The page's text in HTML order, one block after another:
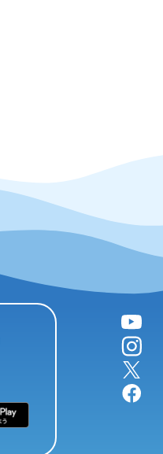
YouTube
instagram
X
facebook